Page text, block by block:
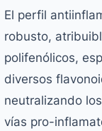
El perfil
robusto,
polifenólicos,
diversos
neutralizando
vías pro-